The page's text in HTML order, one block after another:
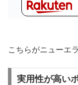
こちらがニューエ
実用性が高い